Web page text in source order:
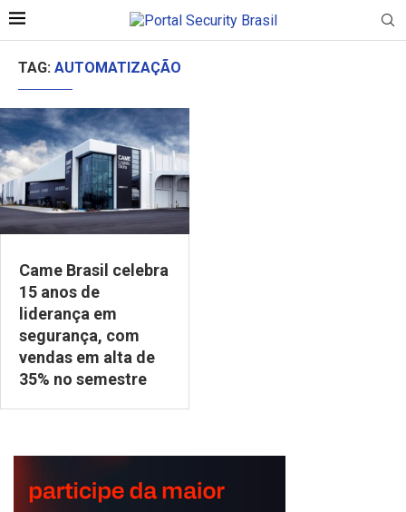
TAG: AUTOMATIZAÇÃO
Came Brasil celebra
15 anos de
liderança em
segurança, com
vendas em alta de
35% no semestre